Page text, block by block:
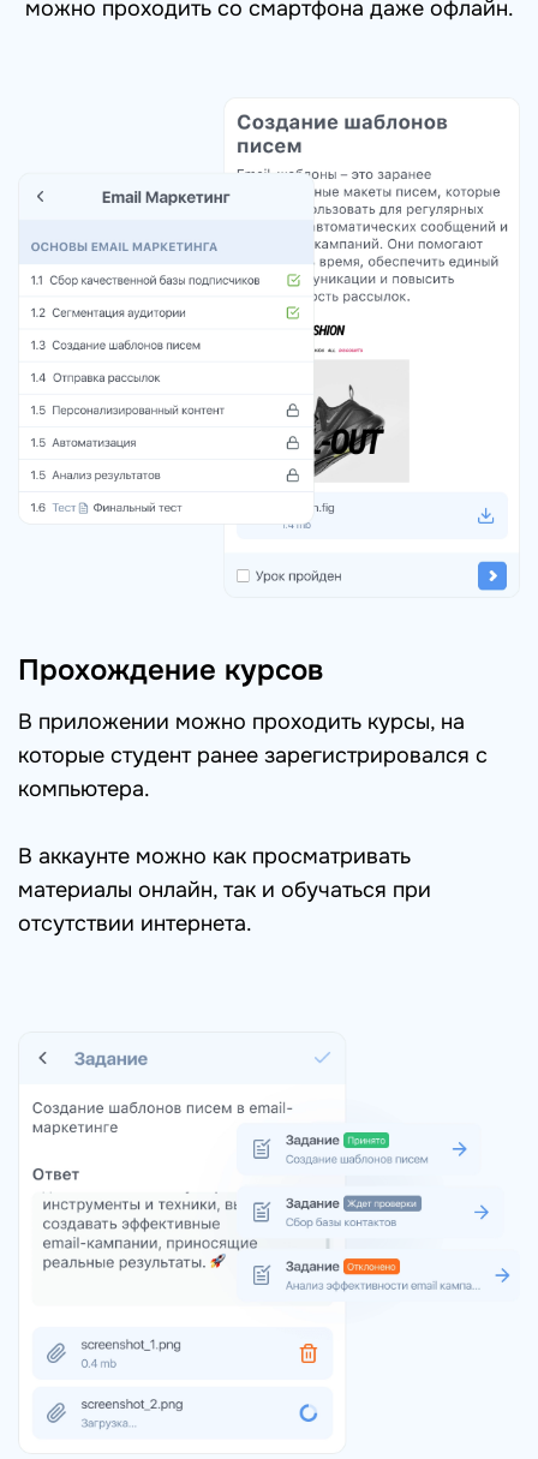
можно проходить со смартфона даже офлайн.
Прохождение курсов
В приложении можно проходить курсы, на
которые студент ранее зарегистрировался с
компьютера.
В аккаунте можно как просматривать
материалы онлайн, так и обучаться при
отсутствии интернета.